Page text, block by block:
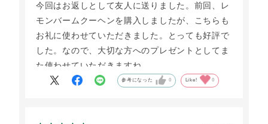
今回はお返しとして友人に送りました。前回、レ
モンバームクーヘンを購入しましたが、こちらも
お礼に使わせていただきました。とっても好評で
した。なので、大切な方へのプレゼントとしてま
た使わせていただきますね。
参考になった 0 Like! 0